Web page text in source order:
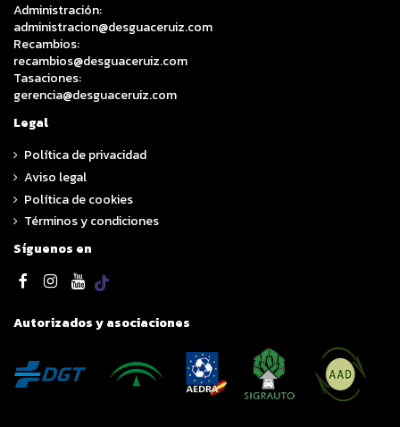
Administración:
administracion@desguaceruiz.com
Recambios:
recambios@desguaceruiz.com
Tasaciones:
gerencia@desguaceruiz.com
Legal
Política de privacidad
Aviso legal
Política de cookies
Términos y condiciones
Síguenos en
Autorizados y asociaciones